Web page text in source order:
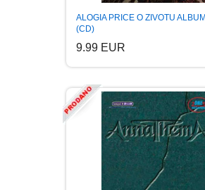
ALOGIA PRICE O ZIVOTU
(CD)
9.99 EUR